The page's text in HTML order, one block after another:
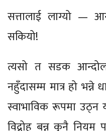
सत्तालाई लाग्यो —
सकियो!
त्यसो त सडक
नहुँदासम्म मात्र हो
स्वाभाविक रूपमा उठ्न
विद्रोह बन्न कुनै नियम